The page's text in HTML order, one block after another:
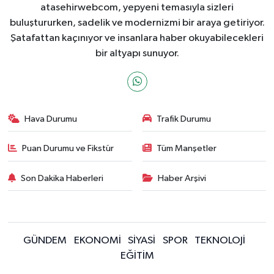
atasehirwebcom, yepyeni temasıyla sizleri
buluştururken, sadelik ve modernizmi bir araya getiriyor.
Şatafattan kaçınıyor ve insanlara haber okuyabilecekleri
bir altyapı sunuyor.
Hava Durumu Trafik Durumu
Puan Durumu ve Fikstür Tüm Manşetler
Son Dakika Haberleri Haber Arşivi
GÜNDEM EKONOMİ SİYASİ SPOR
TEKNOLOJİ
EĞİTİM